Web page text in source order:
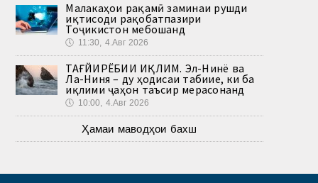
Малакаҳои рақамӣ заминаи рушди
иқтисоди рақобатпазири
Тоҷикистон мебошанд
🕔 11:30, 4.Авг 2026
ТАҒЙИРЁБИИ ИҚЛИМ. Эл-Нинё ва
Ла-Ниня – ду ҳодисаи табиие, ки ба
иқлими ҷаҳон таъсир мерасонанд
🕔 10:00, 4.Авг 2026
Ҳамаи маводҳои бахш